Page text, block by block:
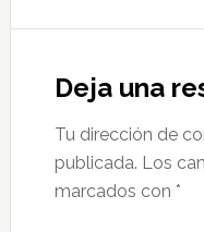
Deja una
Tu dirección de
publicada. Los
marcados con *